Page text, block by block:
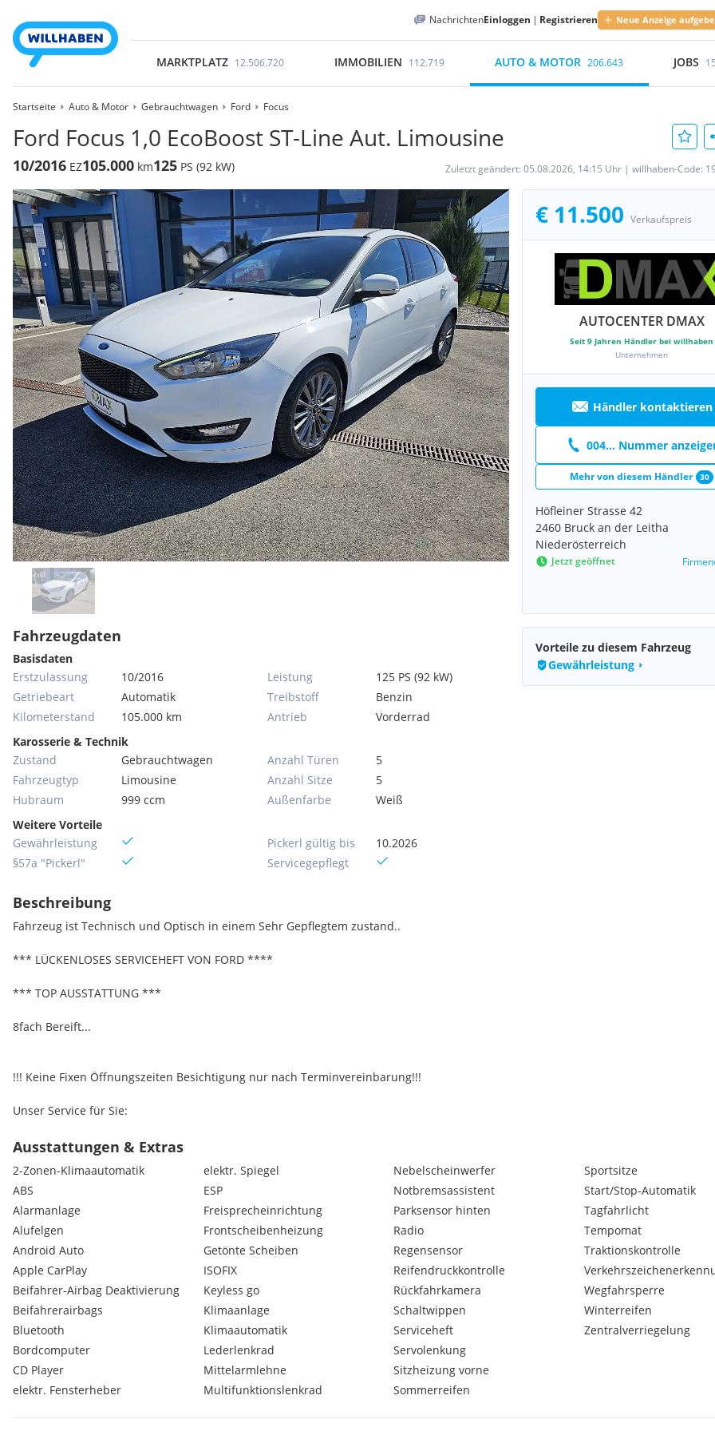
NachrichtenEinloggen | Registrieren Neue Anzeige
MARKTPLATZ 12.506.720 IMMOBILIEN 112.719 AUTO & MOTOR 206.643 JOBS
Startseite Auto & Motor Gebrauchtwagen Ford Focus
Ford Focus 1,0 EcoBoost ST-Line Aut. Limousine
10/2016 EZ105.000 km125 PS (92 kW) Zuletzt geändert: 05.08.2026, 14:15 Uhr | willhaben-Code:
€ 11.500 Verkaufspreis
AUTOCENTER DMAX
Seit 9 Jahren Händler bei willhaben
Unternehmen
Händler kontaktieren
004... Nummer
Mehr von diesem Händler 30
Höfleiner Strasse 42
2460 Bruck an der Leitha
Niederösterreich
Jetzt geöffnet
Fahrzeugdaten
Basisdaten
Erstzulassung
10/2016
Getriebeart
Automatik
Kilometerstand
105.000 km
Leistung
125 PS (92 kW)
Treibstoff
Benzin
Antrieb
Vorderrad
Karosserie & Technik
Zustand
Gebrauchtwagen
Fahrzeugtyp
Limousine
Hubraum
999 ccm
Anzahl Türen
5
Anzahl Sitze
5
Außenfarbe
Weiß
Weitere Vorteile
Gewährleistung
§57a "Pickerl"
Pickerl gültig bis
10.2026
Servicegepflegt
Beschreibung
Fahrzeug ist Technisch und Optisch in einem Sehr Gepflegtem zustand..
*** LÜCKENLOSES SERVICEHEFT VON FORD ****
*** TOP AUSSTATTUNG ***
8fach Bereift...
!!! Keine Fixen Öffnungszeiten Besichtigung nur nach Terminvereinbarung!!!
Unser Service für Sie:
Jedes Fahrzeug erhält einen Auslieferungscheck
Wir finanzieren Ihr neues Auto nach Ihren Wünschen
Wir nehmen Ihr jetziges Fahrzeug gerne in Zahlung
Besichtigung, Probefahrt u. Eintausch täglich möglich.
Besuchen Sie unsere Homepage für weitere Fahrzeuge.
Sofort Finanzierung möglich auch ohne Anzahlung mit oder ohne Restzahlung.
Bitte Überprüfen sie die Ausstattung am Fahrzeug. Alle angaben ohne Gewähr. Irrtürmer,
Änderung, Ausstattungsfehler und Zwischenverkauf Vorbehalten..
Serienausstattungen:
Garantie 2 Jahre
Handschuhfach beleuchtet
Heckscheibenwischer
Vorteile zu diesem Fahrzeug
Gewährleistung
Ausstattungen & Extras
2-Zonen-Klimaautomatik
ABS
Alarmanlage
Alufelgen
Android Auto
Apple CarPlay
Beifahrer-Airbag Deaktivierung
Beifahrerairbags
Bluetooth
Bordcomputer
CD Player
elektr. Fensterheber
elektr. Spiegel
ESP
Freisprecheinrichtung
Frontscheibenheizung
Getönte Scheiben
ISOFIX
Keyless go
Klimaanlage
Klimaautomatik
Lederlenkrad
Mittelarmlehne
Multifunktionslenkrad
Nebelscheinwerfer
Notbremsassistent
Parksensor hinten
Radio
Regensensor
Reifendruckkontrolle
Rückfahrkamera
Schaltwippen
Serviceheft
Servolenkung
Sitzheizung vorne
Sommerreifen
Sportsitze
Start/Stop-Automatik
Tagfahrlicht
Tempomat
Traktionskontrolle
Wegfahrsperre
Winterreifen
Zentralverriegelung